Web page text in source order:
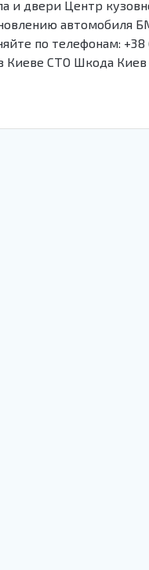
и двери Центр
автомобиля
по телефонам: +38
Киеве СТО Шкода Киев